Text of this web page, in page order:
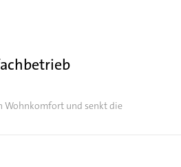
Wohnkomfort und senkt die